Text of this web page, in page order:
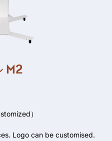
M2
）
. Logo can be customised.